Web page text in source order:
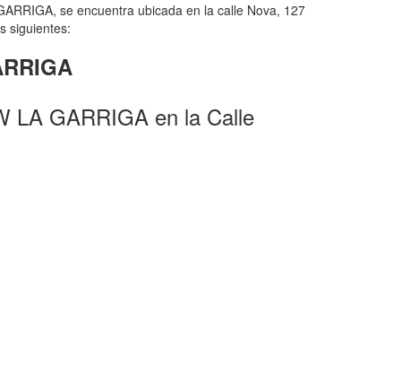
se encuentra ubicada en la calle Nova, 127
siguientes:
LA GARRIGA en la Calle